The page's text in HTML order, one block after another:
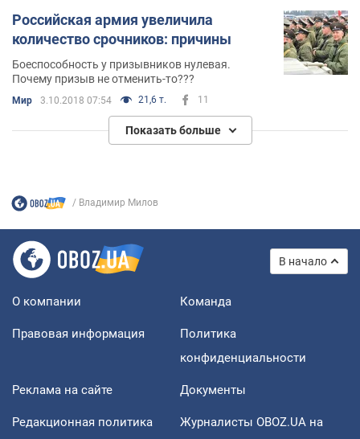
Российская армия увеличила
количество срочников: причины
Боеспособность у призывников нулевая.
Почему призыв не отменить-то???
Мир 3.10.2018 07:54 21,6 т. 11
Показать больше
Владимир Милов
В начало
О компании Команда
Правовая информация
Политика
конфиденциальности
Реклама на сайте Документы
Редакционная политика
Журналисты OBOZ.UA на